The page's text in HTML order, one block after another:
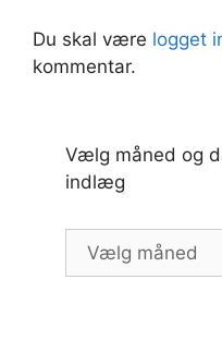
Du skal være logget
kommentar.
Vælg måned og
indlæg
Vælg
måned